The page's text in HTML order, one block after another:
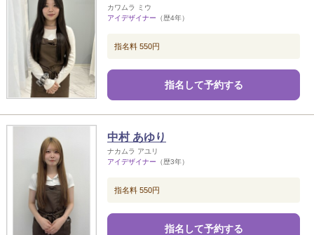
カワムラ ミウ
アイデザイナー （歴4年）
指名料 550円
指名して予約する
中村 あゆり
ナカムラ アユリ
アイデザイナー （歴3年）
指名料 550円
指名して予約する